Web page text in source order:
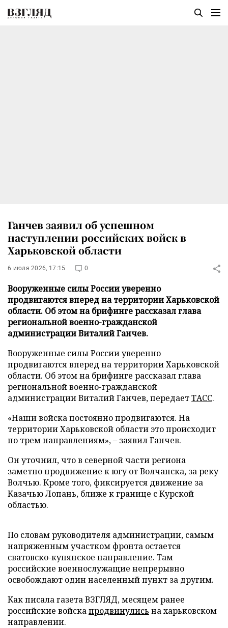
Ганчев заявил об успешном
наступлении российских войск в
Харьковской области
6 июля 2026, 17:15 0
Вооруженные силы России уверенно
продвигаются вперед на территории Харьковской
области. Об этом на брифинге рассказал глава
региональной военно-гражданской
администрации Виталий Ганчев.
Вооруженные силы России уверенно
продвигаются вперед на территории Харьковской
области. Об этом на брифинге рассказал глава
региональной военно-гражданской
администрации Виталий Ганчев, передаетТАСС.
«Наши войска постоянно продвигаются. На
территории Харьковской области это происходит
по трем направлениям», – заявил Ганчев.
Он уточнил, что в северной части региона
заметно продвижение к югу от Волчанска, за реку
Волчью. Кроме того, фиксируется движение за
Казачью Лопань, ближе к границе с Курской
областью.
По словам руководителя администрации, самым
напряженным участком фронта остается
сватовско-купянское направление. Там
российские военнослужащие непрерывно
освобождают один населенный пункт за другим.
Как писала газета ВЗГЛЯД, месяцем ранее
российские войскапродвинулись на харьковском
направлении.